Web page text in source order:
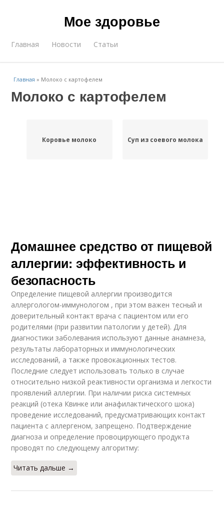
Мое здоровье
Главная Новости Статьи
Главная » Молоко с картофелем
Молоко с картофелем
Коровье молоко Суп из соевого молока
Домашнее средство от пищевой
аллергии: эффективность и
безопасность
Определение пищевой аллергии производится
аллергологом-иммунологом , при этом важен тесный и
доверительный контакт врача с пациентом или его
родителями (при развитии патологии у детей). Для
диагностики заболевания используют данные анамнеза,
результаты лабораторных и иммунологических
исследований, а также провокационных тестов.
Последние следует использовать только в случае
относительно низкой реактивности организма и легкости
проявлений аллергии. При наличии риска системных
реакций (отека Квинке или анафилактического шока)
проведение исследований, предусматривающих контакт
пациента с аллергеном, запрещено. Подтверждение
диагноза и определение провоцирующего продукта
проводят по следующему алгоритму:
Читать дальше →